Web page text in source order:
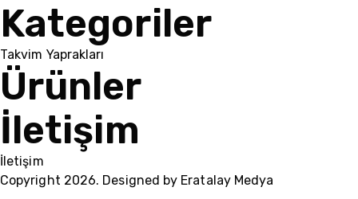
Kategoriler
Takvim Yaprakları
Ürünler
İletişim
İletişim
Copyright 2026. Designed by Eratalay Medya